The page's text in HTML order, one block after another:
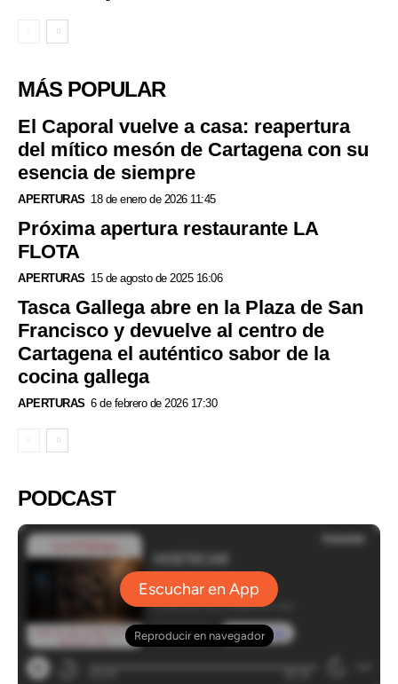
MÁS POPULAR
El Caporal vuelve a casa: reapertura
del mítico mesón de Cartagena con su
esencia de siempre
APERTURAS 18 de enero de 2026 11:45
Próxima apertura restaurante LA
FLOTA
APERTURAS 15 de agosto de 2025 16:06
Tasca Gallega abre en la Plaza de San
Francisco y devuelve al centro de
Cartagena el auténtico sabor de la
cocina gallega
APERTURAS 6 de febrero de 2026 17:30
PODCAST